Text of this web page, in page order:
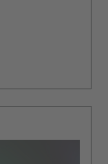
šampionů.